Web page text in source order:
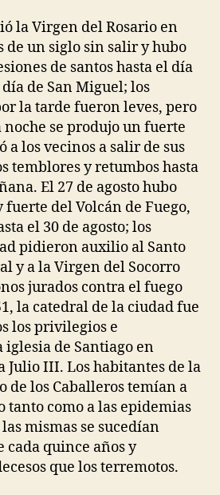
la Virgen del Rosario en
de un siglo sin salir y hubo
de santos hasta el día
de San Miguel; los
la tarde fueron leves, pero
noche se produjo un fuerte
a los vecinos a salir de sus
temblores y retumbos hasta
El 27 de agosto hubo
del Volcán de Fuego,
el 30 de agosto; los
pidieron auxilio al Santo
y a la Virgen del Socorro
jurados contra el fuego
la catedral de la ciudad fue
los privilegios e
de Santiago en
Julio III. Los habitantes de la
de los Caballeros temían a
tanto como a las epidemias
mismas se sucedían
quince años y
que los terremotos.